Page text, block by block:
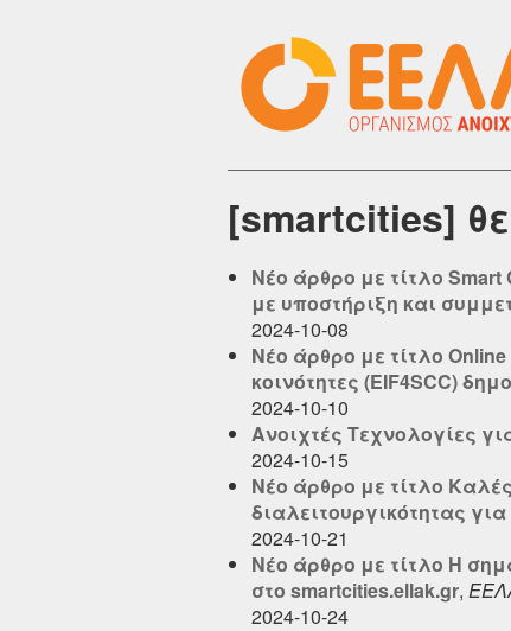
[smartcities]
Νέο άρθρο με τίτλο
με υποστήριξη και
2024-10-08
Νέο άρθρο με τίτλο
κοινότητες (EIF4SCC)
2024-10-10
Ανοιχτές Τεχνολογίες
2024-10-15
Νέο άρθρο με τίτλο
διαλειτουργικότητας
2024-10-21
Νέο άρθρο με τίτλο Η
στο smartcities.ellak.gr,
2024-10-24